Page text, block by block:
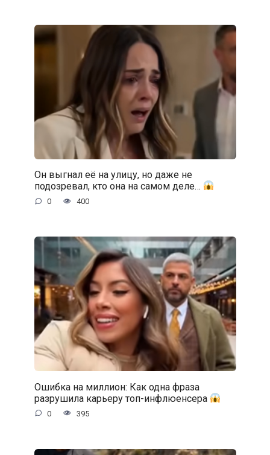
Он выгнал её на улицу, но даже не
подозревал, кто она на самом деле…
0 400
Ошибка на миллион: Как одна фраза
разрушила карьеру топ-инфлюенсера
0 395